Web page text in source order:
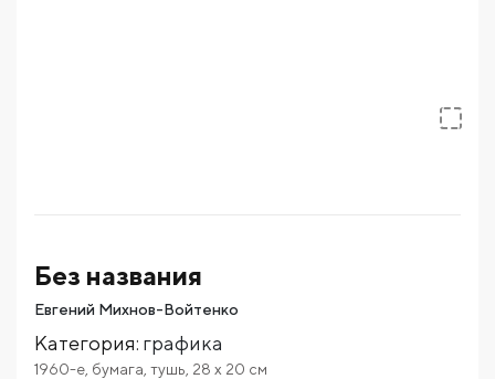
Без названия
Евгений Михнов-Войтенко
Категория: графика
1960-е бумага тушь 28 x 20 см